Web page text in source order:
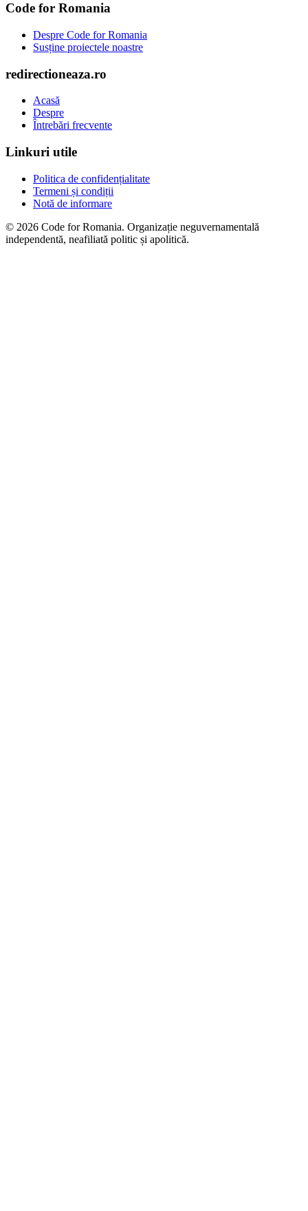
Code for Romania
Despre Code for Romania
Susține proiectele noastre
redirectioneaza.ro
Acasă
Despre
Întrebări frecvente
Linkuri utile
Politica de confidențialitate
Termeni și condiții
Notă de informare
© 2026 Code for Romania. Organizație neguvernamentală
independentă, neafiliată politic și apolitică.